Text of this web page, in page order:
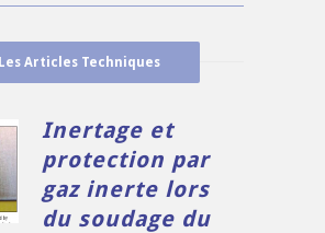
Les Articles Techniques
Inertage et
protection par
gaz inerte lors
du soudage du